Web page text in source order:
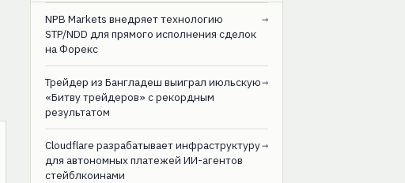
NPB Markets внедряет технологию
STP/NDD для прямого исполнения сделок
на Форекс
→
Трейдер из Бангладеш выиграл июльскую
«Битву трейдеров» с рекордным
результатом
→
Cloudflare разрабатывает инфраструктуру
для автономных платежей ИИ-агентов
стейблкоинами
→